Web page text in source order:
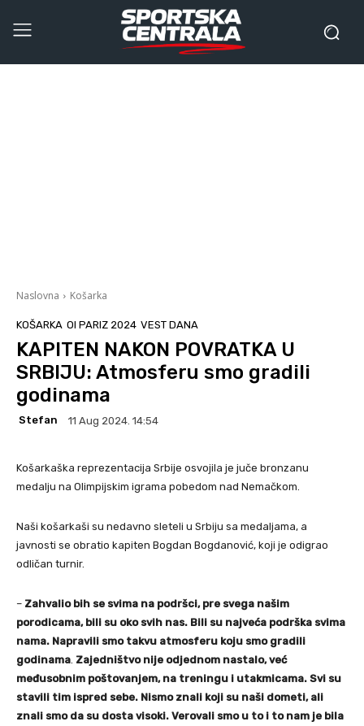
Naslovna Košarka
KOŠARKA OI PARIZ 2024 VEST DANA
KAPITEN NAKON POVRATKA U
SRBIJU: Atmosferu smo gradili
godinama
Stefan 11 Aug 2024. 14:54
Košarkaška reprezentacija Srbije osvojila je juče bronzanu
medalju na Olimpijskim igrama pobedom nad Nemačkom.
Naši košarkaši su nedavno sleteli u Srbiju sa medaljama, a
javnosti se obratio kapiten Bogdan Bogdanović, koji je odigrao
odličan turnir.
– Zahvalio bih se svima na podršci, pre svega našim
porodicama, bili su oko svih nas. Bili su najveća podrška svima
nama. Napravili smo takvu atmosferu koju smo gradili
godinama Zajedništvo nije odjednom nastalo, već
međusobnim poštovanjem, na treningu i utakmicama. Svi su
stavili tim ispred sebe. Nismo znali koji su naši dometi, ali
znali smo da su dosta visoki. Verovali smo u to i to nam je bila